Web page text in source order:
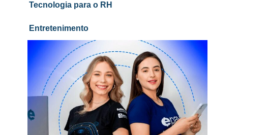
Tecnologia para o RH
Entretenimento